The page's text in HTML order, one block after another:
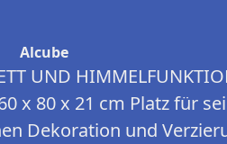
Alcube
UND
x 80 x 21 cm Platz für
Dekoration und